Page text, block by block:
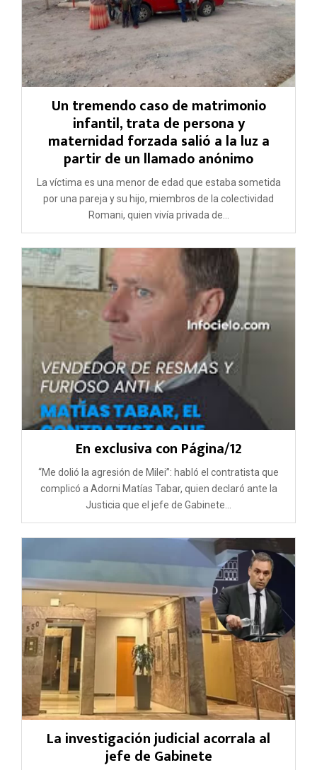
Un tremendo caso de matrimonio
infantil, trata de persona y
maternidad forzada salió a la luz a
partir de un llamado anónimo
La víctima es una menor de edad que estaba sometida
por una pareja y su hijo, miembros de la colectividad
Romani, quien vivía privada de...
En exclusiva con Página/12
“Me dolió la agresión de Milei”: habló el contratista que
complicó a Adorni Matías Tabar, quien declaró ante la
Justicia que el jefe de Gabinete...
La investigación judicial acorrala al
jefe de Gabinete